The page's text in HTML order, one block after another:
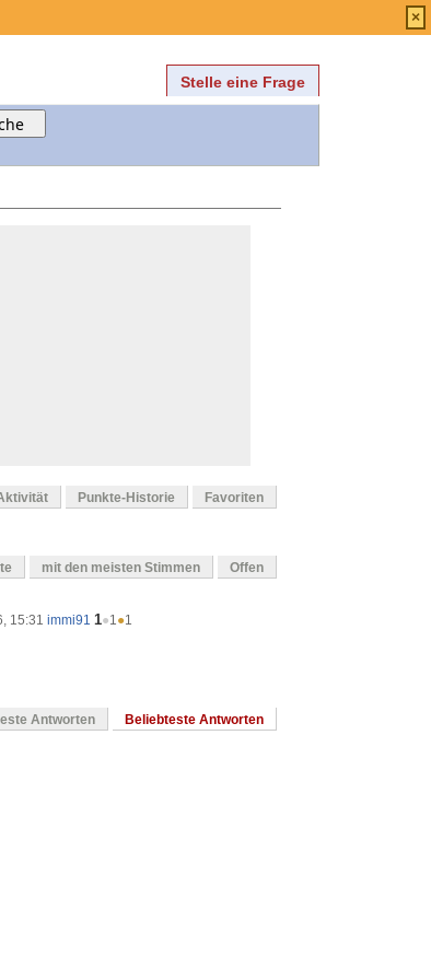
Stelle eine Frage
Punkte-Historie Favoriten
mit den meisten Stimmen Offen
15:31 immi91 1●1●1
Antworten Beliebteste Antworten
×